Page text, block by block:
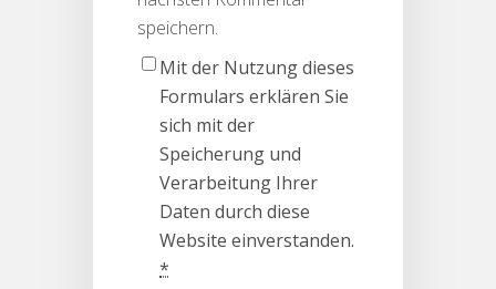
speichern.
Mit der Nutzung dieses
Formulars erklären Sie
sich mit der
Speicherung und
Verarbeitung Ihrer
Daten durch diese
Website einverstanden.
*